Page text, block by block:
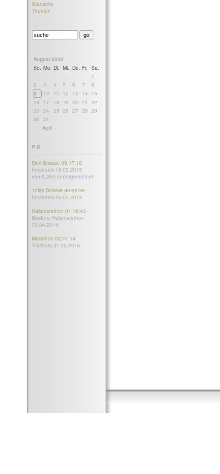
Startseite
Themen
August 2026
So. Mo. Di. Mi. Do. Fr.
Sa.
1
2
3 4 5 6 7
8
9
10 11 12 13 14
15
16
17 18 19 20 21
22
23
24 25 26 27 28 29
30
31
April
PB
5km Strasse 00:17:10
Innsbruck 19.09.2015
von 5,2km runtergerechnet
10km Strasse 00:36:38
Innsbruck 25.05.2013
Halbmarathon 01:18:43
Bludenz Halbmarathon
06.04.2014
Marathon 02:41:14
Salzburg 01.05.2016